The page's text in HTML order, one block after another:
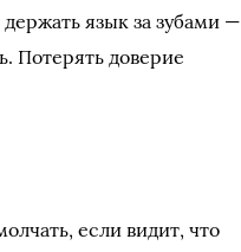
язык за зубами —
Потерять доверие
если видит, что